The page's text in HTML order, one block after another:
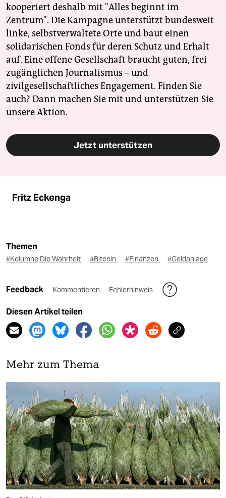
kooperiert deshalb mit "Alles beginnt im
Zentrum". Die Kampagne unterstützt bundesweit
linke, selbstverwaltete Orte und baut einen
solidarischen Fonds für deren Schutz und Erhalt
auf. Eine offene Gesellschaft braucht guten, frei
zugänglichen Journalismus – und
zivilgesellschaftliches Engagement. Finden Sie
auch? Dann machen Sie mit und unterstützen Sie
unsere Aktion.
Jetzt unterstützen
Fritz Eckenga
Themen
#Kolumne Die Wahrheit #Bitcoin #Finanzen #Geldanlage
Feedback Kommentieren Fehlerhinweis
Diesen Artikel teilen
Mehr zum Thema